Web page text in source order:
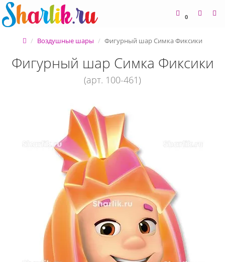
0
Воздушные шары Фигурный шар Симка Фиксики
Фигурный шар Симка Фиксики
(арт. 100-461)